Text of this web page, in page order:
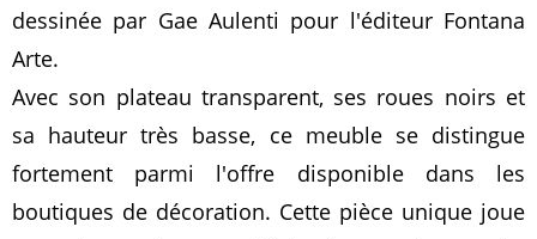
dessinée par Gae Aulenti pour l'éditeur Fontana
Arte.
Avec son plateau transparent, ses roues noirs et
sa hauteur très basse, ce meuble se distingue
fortement parmi l'offre disponible dans les
boutiques de décoration. Cette pièce unique joue